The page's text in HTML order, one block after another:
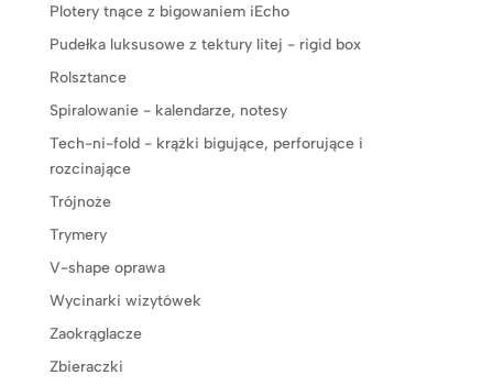
Plotery tnące z bigowaniem iEcho
Pudełka luksusowe z tektury litej - rigid box
Rolsztance
Spiralowanie - kalendarze, notesy
Tech-ni-fold - krążki bigujące, perforujące i
rozcinające
Trójnoże
Trymery
V-shape oprawa
Wycinarki wizytówek
Zaokrąglacze
Zbieraczki